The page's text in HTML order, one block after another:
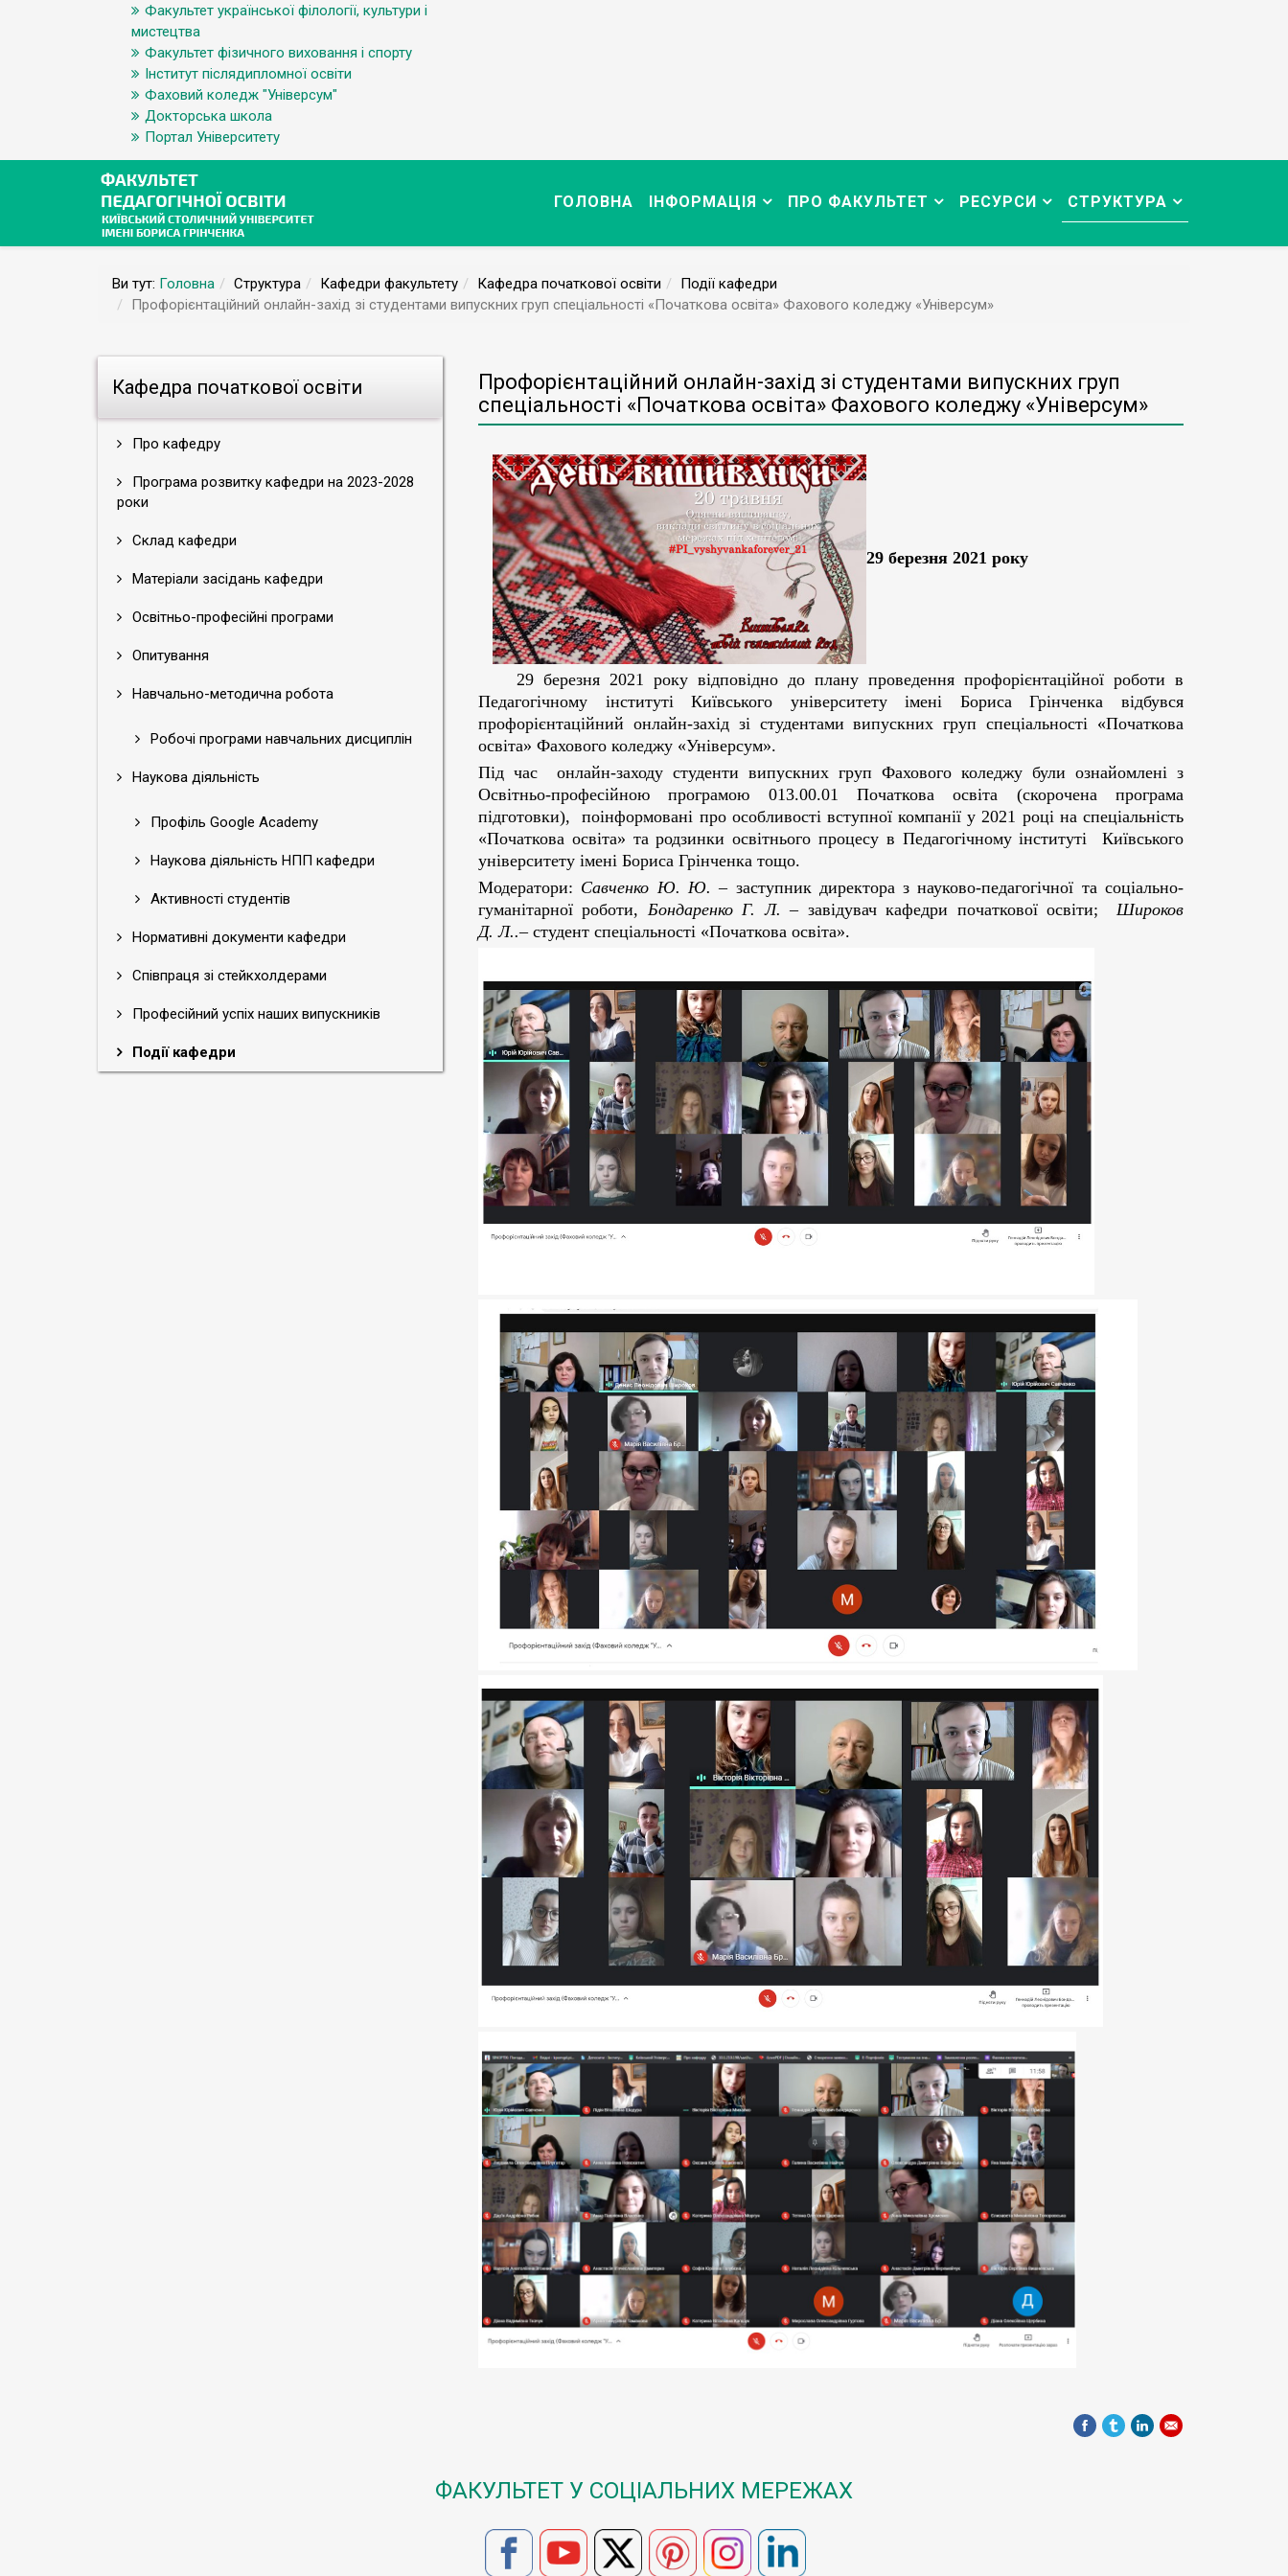
Факультет української філології, культури і
мистецтва
Факультет фізичного виховання і спорту
Інститут післядипломної освіти
Фаховий коледж "Універсум"
Докторська школа
Портал Університету
ГОЛОВНА ІНФОРМАЦІЯ ПРО ФАКУЛЬТЕТ РЕСУРСИ СТРУКТУРА
Ви тут: Головна Структура Кафедри факультету Кафедра початкової освіти
Події кафедри
Профорієнтаційний онлайн-захід зі студентами випускних груп спеціальності «Початкова освіта» Фахового коледжу «Універсум»
Кафедра початкової освіти
Про кафедру
Програма розвитку кафедри на 2023-2028
роки
Склад кафедри
Матеріали засідань кафедри
Освітньо-професійні програми
Опитування
Навчально-методична робота
Робочі програми навчальних дисциплін
Наукова діяльність
Профіль Google Academy
Наукова діяльність НПП кафедри
Активності студентів
Нормативні документи кафедри
Співпраця зі стейкхолдерами
Професійний успіх наших випускників
Події кафедри
Профорієнтаційний онлайн-захід зі студентами випускних груп
спеціальності «Початкова освіта» Фахового коледжу «Універсум»
29 березня 2021 року
29 березня 2021 року відповідно до плану проведення профорієнтаційної роботи в
Педагогічному інституті Київського університету імені Бориса Грінченка відбувся
профорієнтаційний онлайн-захід зі студентами випускних груп спеціальності «Початкова
освіта» Фахового коледжу «Універсум».
Під час онлайн-заходу студенти випускних груп Фахового коледжу були ознайомлені з
Освітньо-професійною програмою 013.00.01 Початкова освіта (скорочена програма
підготовки), поінформовані про особливості вступної компанії у 2021 році на спеціальність
«Початкова освіта» та родзинки освітнього процесу в Педагогічному інституті Київського
університету імені Бориса Грінченка тощо.
Модератори: Савченко Ю. Ю. – заступник директора з науково-педагогічної та соціально-
гуманітарної роботи, Бондаренко Г. Л. – завідувач кафедри початкової освіти;Широков
Д. Л..–студент спеціальності «Початкова освіта».
ФАКУЛЬТЕТ У СОЦІАЛЬНИХ МЕРЕЖАХ